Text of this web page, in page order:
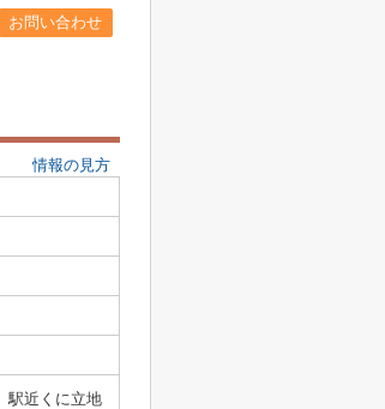
お問い合わせ
情報の見方
駅近くに立地